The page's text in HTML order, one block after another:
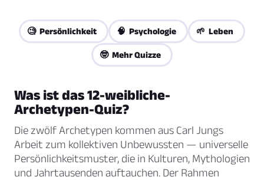
🧐 Persönlichkeit 🧠 Psychologie 🌱 Leben
🤓 Mehr Quizze
Was ist das 12-weibliche-
Archetypen-Quiz?
Die zwölf Archetypen kommen aus Carl Jungs
Arbeit zum kollektiven Unbewussten — universelle
Persönlichkeitsmuster, die in Kulturen, Mythologien
und Jahrtausenden auftauchen. Der Rahmen